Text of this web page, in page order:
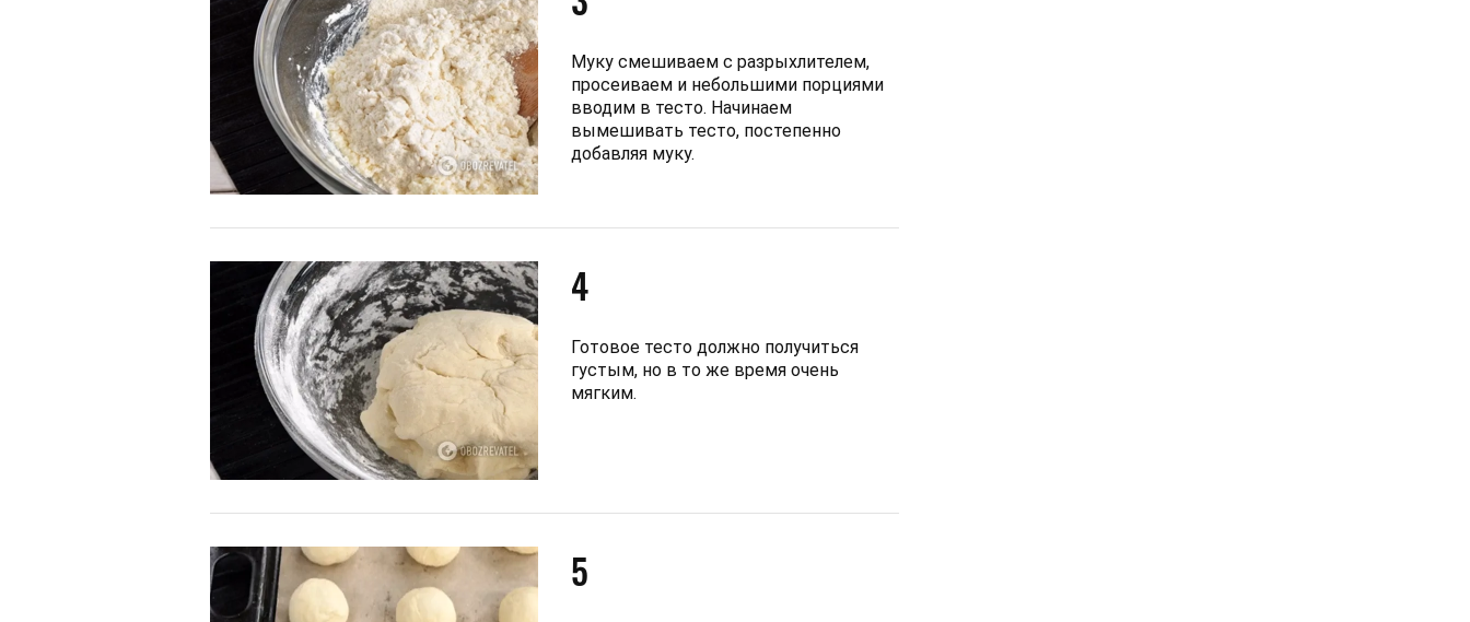
Муку смешиваем с разрыхлителем,
просеиваем и небольшими порциями
вводим в тесто. Начинаем
вымешивать тесто, постепенно
добавляя муку.
4
Готовое тесто должно получиться
густым, но в то же время очень
мягким.
5